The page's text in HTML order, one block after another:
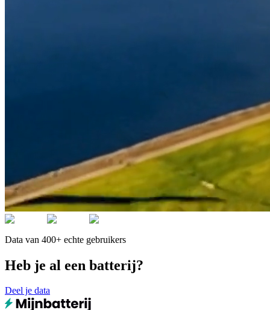
Data van 400+ echte gebruikers
Heb je al een batterij?
Deel je data